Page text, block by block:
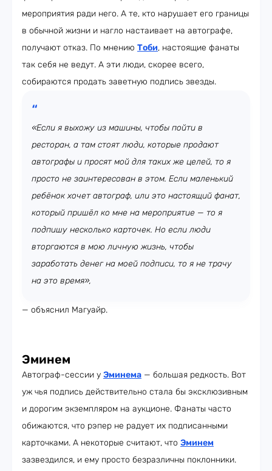
мероприятия ради него. А те, кто нарушает его границы
в обычной жизни и нагло настаивает на автографе,
получают отказ. По мнению Тоби, настоящие фанаты
так себя не ведут. А эти люди, скорее всего,
собираются продать заветную подпись звезды.
«Если я выхожу из машины, чтобы пойти в
ресторан, а там стоят люди, которые продают
автографы и просят мой для таких же целей, то я
просто не заинтересован в этом. Если маленький
ребёнок хочет автограф, или это настоящий фанат,
который пришёл ко мне на мероприятие — то я
подпишу несколько карточек. Но если люди
вторгаются в мою личную жизнь, чтобы
заработать денег на моей подписи, то я не трачу
на это время»,
— объяснил Магуайр.
Эминем
Автограф-сессии у Эминема — большая редкость. Вот
уж чья подпись действительно стала бы эксклюзивным
и дорогим экземпляром на аукционе. Фанаты часто
обижаются, что рэпер не радует их подписанными
карточками. А некоторые считают, что Эминем
зазвездился, и ему просто безразличны поклонники.